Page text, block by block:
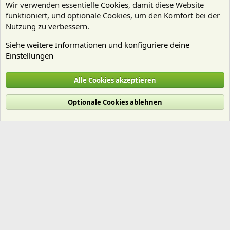
Cookies
Deutsch (Du)
Nutzungsbedingungen
Datenschutz Hilfe und Impressum
R
Wir verwenden essentielle Cookies, damit diese Website
funktioniert, und optionale Cookies, um den Komfort bei der
Nutzung zu verbessern.
Siehe weitere Informationen und konfiguriere deine
Einstellungen
Alle Cookies akzeptieren
Optionale Cookies ablehnen